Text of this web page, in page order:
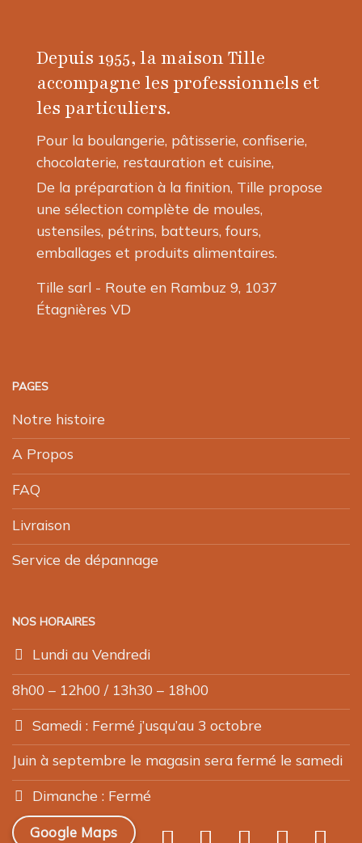
peuvent
choisies
sur
page
du
produit
Depuis 1955, la maison Tille
accompagne les professionnels et
les particuliers.
Pour la boulangerie, pâtisserie, confiserie,
chocolaterie, restauration et cuisine,
De la préparation à la finition, Tille propose
une sélection complète de moules,
ustensiles, pétrins, batteurs, fours,
emballages et produits alimentaires.
Tille sarl - Route en Rambuz 9, 1037
Étagnières VD
PAGES
Notre histoire
A Propos
FAQ
Livraison
Service de dépannage
NOS HORAIRES
Lundi au Vendredi
8h00 – 12h00 / 13h30 – 18h00
Samedi : Fermé j’usqu’au 3 octobre
Juin à septembre le magasin sera fermé le samedi
Dimanche : Fermé
Google Maps